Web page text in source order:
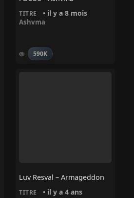
TITRE • il y a 8 mois
Ashvma
590K
Luv Resval – Armageddon
TITRE • il y a 4 ans